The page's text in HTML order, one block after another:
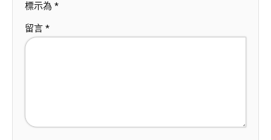
標示為 *
留言 *